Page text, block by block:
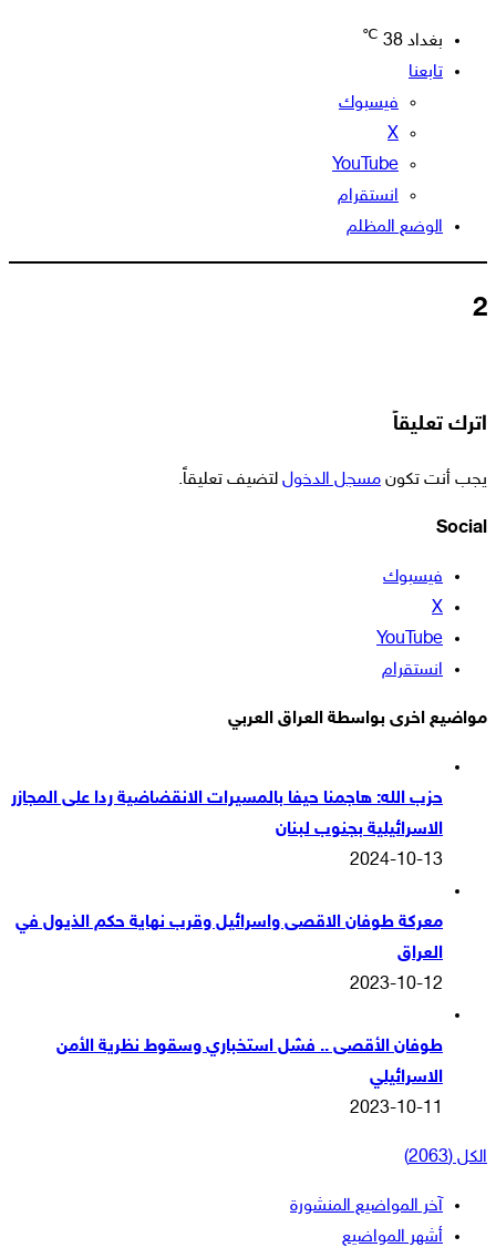
بغداد 38
℃
تابعنا
فيسبوك
‫X
‫YouTube
انستقرام
الوضع المظلم
2
اترك تعليقاً
يجب أنت تكون مسجل الدخول لتضيف تعليقاً.
Social
فيسبوك
‫X
‫YouTube
انستقرام
مواضيع اخرى بواسطة العراق العربي
حزب الله: هاجمنا حيفا بالمسيرات الانقضاضية ردا على المجازر
الاسرائيلية بجنوب لبنان
2024-10-13
معركة طوفان الاقصى واسرائيل وقرب نهاية حكم الذيول في
العراق
2023-10-12
طوفان الأقصى .. فشل استخباري وسقوط نظرية الأمن
الاسرائيلي
2023-10-11
الكل (2063)
آخر المواضيع المنشورة
أشهر المواضيع